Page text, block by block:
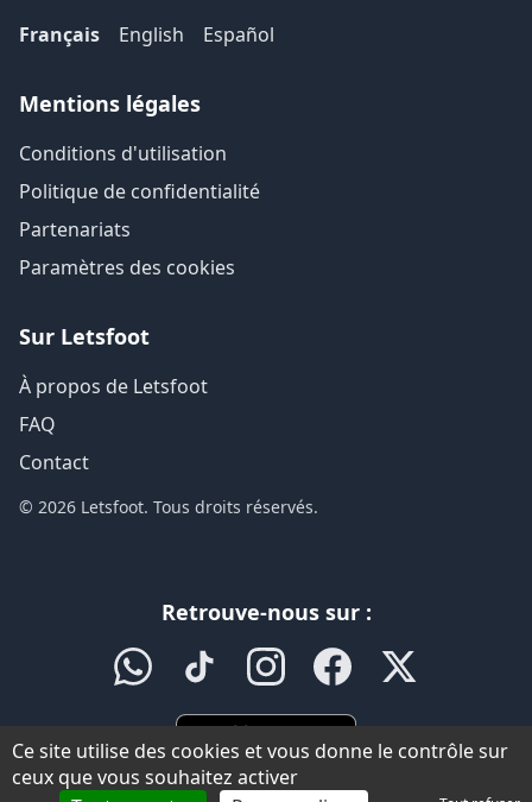
Français English Español
Mentions légales
Conditions d'utilisation
Politique de confidentialité
Partenariats
Paramètres des cookies
Sur Letsfoot
À propos de Letsfoot
FAQ
Contact
© 2026 Letsfoot. Tous droits réservés.
Retrouve-nous sur :
Ce site utilise des cookies et vous donne le contrôle sur
ceux que vous souhaitez activer